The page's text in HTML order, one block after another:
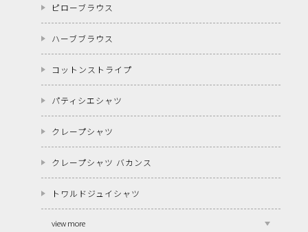
ピローブラウス
ハーブブラウス
コットンストライプ
パティシエシャツ
クレープシャツ
クレープシャツ バカンス
トワルドジュイシャツ
view more